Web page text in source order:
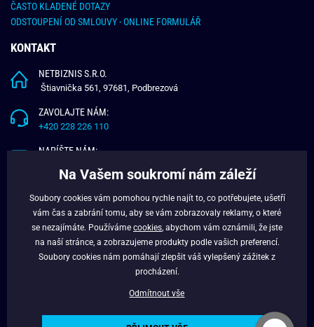
ČASTO KLADENÉ DOTAZY
ODSTOUPENÍ OD SMLOUVY - ONLINE FORMULÁŘ
KONTAKT
NETBIZNIS S.R.O.
Štiavnička 561, 97681, Podbrezová
ZAVOLAJTE NÁM:
+420 228 226 110
NAPÍŠTE NÁM:
O NÁS
VĚRNOSTNÍ PROGRAM
Na Vašem soukromí nám záleží
Soubory cookies vám pomohou rychle najít to, co potřebujete, ušetří
vám čas a zabrání tomu, aby se vám zobrazovaly reklamy, o které
se nezajímáte. Používáme cookies , abychom vám oznámili, že jste
na naší stránce, a zobrazujeme produkty podle vašich preferencí.
Soubory cookies nám pomáhají zlepšit váš vylepšený zážitek z
procházení.
Odmítnout vše